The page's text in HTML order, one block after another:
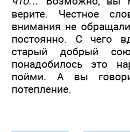
верите. Честное
внимания не
постоянно. С чего
старый добрый
понадобилось это
пойми. А вы
потепление.